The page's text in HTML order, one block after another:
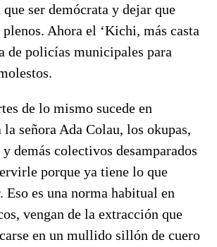
ser demócrata y dejar que
Ahora el ‘Kichi, más casta
de policías municipales para
de lo mismo sucede en
la señora Ada Colau, los okupas,
demás colectivos desamparados
porque ya tiene lo que
Eso es una norma habitual en
vengan de la extracción que
en un mullido sillón de cuero